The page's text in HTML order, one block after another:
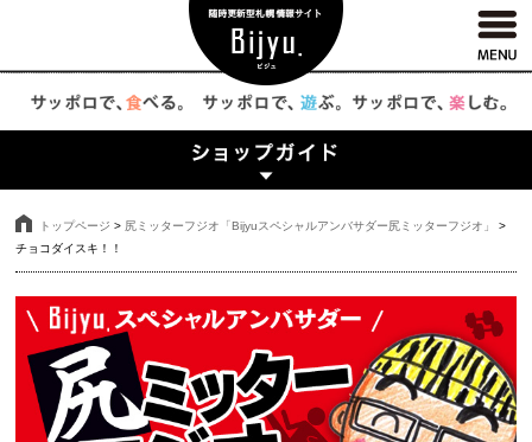
トップページ > 尻ミッターフジオ「Bijyuスペシャルアンバサダー尻ミッターフジオ」
>
チョコダイスキ！！